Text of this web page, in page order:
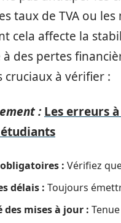
taux de TVA ou
cela affecte la
des pertes
cruciaux à vérifier :
: Les erreurs
: Vérifiez
délais : Toujours
des mises à jour :